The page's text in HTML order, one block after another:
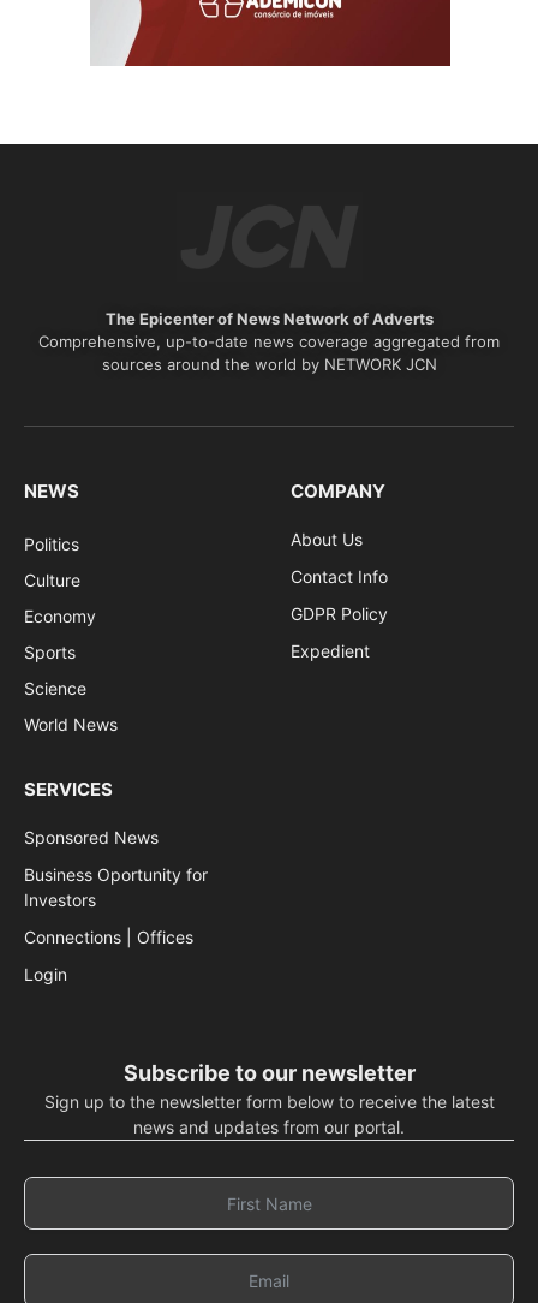
The Epicenter of News Network of Adverts
Comprehensive, up-to-date news coverage aggregated from
sources around the world by NETWORK JCN
NEWS
Politics
Culture
Economy
Sports
Science
World News
COMPANY
About Us
Contact Info
GDPR Policy
Expedient
SERVICES
Sponsored News
Business Oportunity for
Investors
Connections | Offices
Login
Subscribe to our newsletter
Sign up to the newsletter form below to receive the latest
news and updates from our portal.